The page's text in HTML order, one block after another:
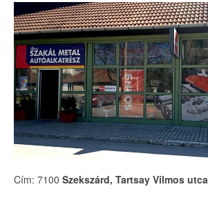
Cím: 7100 Szekszárd, Tartsay Vilmos